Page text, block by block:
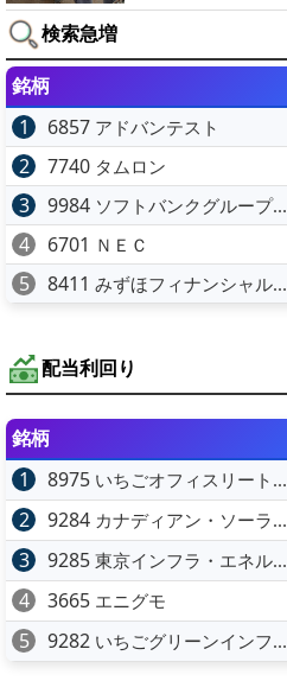
検索急増
銘柄
1
6857 アドバンテスト
2
7740 タムロン
3
9984 ソフトバンクグループ...
4
6701 ＮＥＣ
5
8411 みずほフィナンシャル...
配当利回り
銘柄
1
8975 いちごオフィスリート...
2
9284 カナディアン・ソーラ...
3
9285 東京インフラ・エネル...
4
3665 エニグモ
5
9282 いちごグリーンインフ...